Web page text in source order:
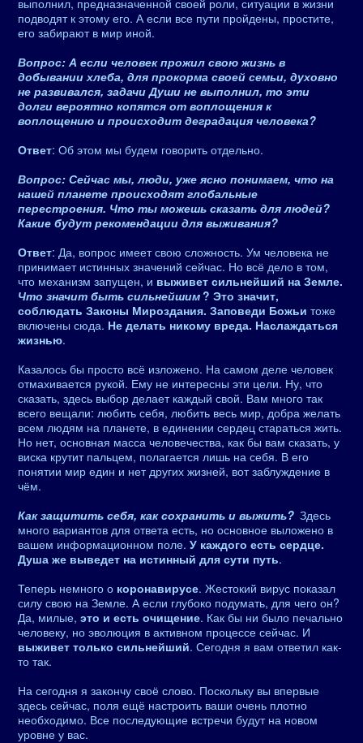
выполнил, предназначенной своей роли, ситуации в жизни
подводят к этому его. А если все пути пройдены, простите,
его забирают в мир иной.
Вопрос: А если человек прожил свою жизнь в
добывании хлеба, для прокорма своей семьи, духовно
не развивался, задачи Души не выполнил, то эти
долги вероятно копятся от воплощения к
воплощению и происходит деградация человека?
Ответ: Об этом мы будем говорить отдельно.
Вопрос: Сейчас мы, люди, уже ясно понимаем, что на
нашей планете происходят глобальные
перестроения. Что ты можешь сказать для людей?
Какие будут рекомендации для выживания?
Ответ: Да, вопрос имеет свою сложность. Ум человека не
принимает истинных значений сейчас. Но всё дело в том,
что механизм запущен, и выживет сильнейший на Земле.
Что значит быть сильнейшим ? Это значит,
соблюдать Законы Мироздания. Заповеди Божьи тоже
включены сюда. Не делать никому вреда. Наслаждаться
жизнью.
Казалось бы просто всё изложено. На самом деле человек
отмахивается рукой. Ему не интересны эти цели. Ну, что
сказать, здесь выбор делает каждый свой. Вам много так
всего вещали: любить себя, любить весь мир, добра желать
всем людям на планете, в единении сердец стараться жить.
Но нет, основная масса человечества, как бы вам сказать, у
виска крутит пальцем, полагается лишь на себя. В его
понятии мир един и нет других жизней, вот заблуждение в
чём.
Как защитить себя, как сохранить и выжить? Здесь
много вариантов для ответа есть, но основное выложено в
вашем информационном поле. У каждого есть сердце.
Душа же выведет на истинный для сути путь.
Теперь немного о коронавирусе. Жестокий вирус показал
силу свою на Земле. А если глубоко подумать, для чего он?
Да, милые, это и есть очищение. Как бы ни было печально
человеку, но эволюция в активном процессе сейчас. И
выживет только сильнейший. Сегодня я вам ответил как-
то так.
На сегодня я закончу своё слово. Поскольку вы впервые
здесь сейчас, поля ещё настроить ваши очень плотно
необходимо. Все последующие встречи будут на новом
уровне у вас.